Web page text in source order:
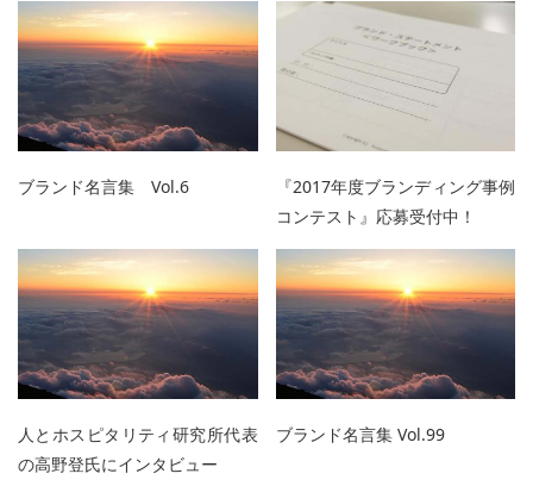
ブランド名言集 Vol.6
『2017年度ブランディング事例
コンテスト』応募受付中！
人とホスピタリティ研究所代表
の高野登氏にインタビュー
ブランド名言集 Vol.99